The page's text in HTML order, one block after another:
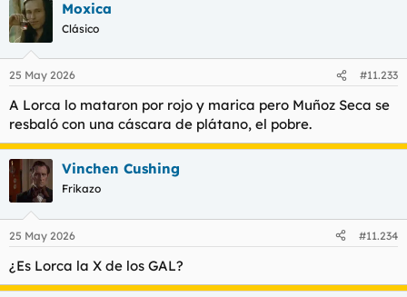
Moxica
Clásico
25 May 2026 #11.233
A Lorca lo mataron por rojo y marica pero Muñoz Seca se
resbaló con una cáscara de plátano, el pobre.
Vinchen Cushing
Frikazo
25 May 2026 #11.234
¿Es Lorca la X de los GAL?